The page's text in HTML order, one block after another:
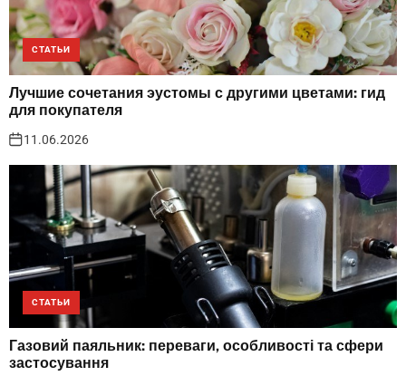
СТАТЬИ
Лучшие сочетания эустомы с другими цветами: гид
для покупателя
11.06.2026
СТАТЬИ
Газовий паяльник: переваги, особливості та сфери
застосування